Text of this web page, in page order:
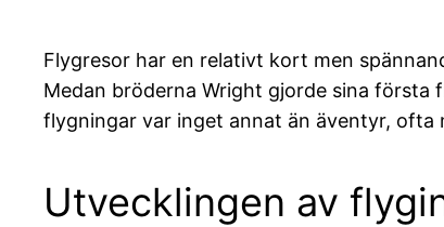
Flygresor har en relativt kort men
Medan bröderna Wright gjorde sina första
flygningar var inget annat än äventyr, ofta
Utvecklingen av